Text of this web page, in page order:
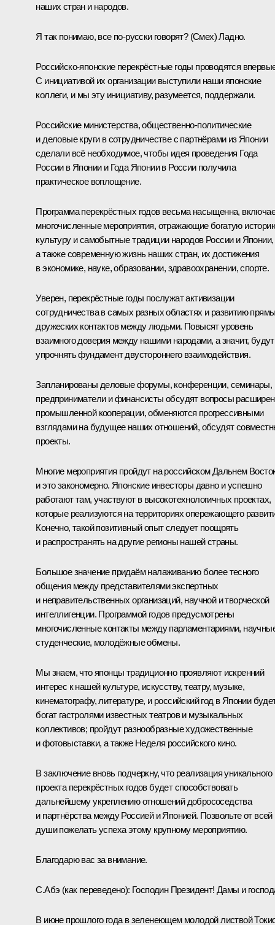
наших стран и народов.
Я так понимаю, все по-русски говорят? (Смех)Ладно.
Российско-японские перекрёстные годы проводятся
С инициативой их организации выступили наши японские
коллеги, и мы эту инициативу, разумеется, поддержали.
Российские министерства, общественно-политические
и деловые круги в сотрудничестве с партнёрами из Японии
сделали всё необходимое, чтобы идея проведения Года
России в Японии и Года Японии в России получила
практическое воплощение.
Программа перекрёстных годов весьма насыщенна,
многочисленные мероприятия, отражающие богатую
культуру и самобытные традиции народов России и Японии,
а также современную жизнь наших стран, их достижения
в экономике, науке, образовании, здравоохранении, спорте.
Уверен, перекрёстные годы послужат активизации
сотрудничества в самых разных областях и развитию
дружеских контактов между людьми. Повысят уровень
взаимного доверия между нашими народами, а значит, будут
упрочнять фундамент двустороннего взаимодействия.
Запланированы деловые форумы, конференции, семинары,
предприниматели и финансисты обсудят вопросы
промышленной кооперации, обменяются прогрессивными
взглядами на будущее наших отношений, обсудят
проекты.
Многие мероприятия пройдут на российском Дальнем
и это закономерно. Японские инвесторы давно и успешно
работают там, участвуют в высокотехнологичных проектах,
которые реализуются на территориях опережающего
Конечно, такой позитивный опыт следует поощрять
и распространять на другие регионы нашей страны.
Большое значение придаём налаживанию более тесного
общения между представителями экспертных
и неправительственных организаций, научной и творческой
интеллигенции. Программой годов предусмотрены
многочисленные контакты между парламентариями,
студенческие, молодёжные обмены.
Мы знаем, что японцы традиционно проявляют искренний
интерес к нашей культуре, искусству, театру, музыке,
кинематографу, литературе, и российский год в Японии
богат гастролями известных театров и музыкальных
коллективов; пройдут разнообразные художественные
и фотовыставки, а также Неделя российского кино.
В заключение вновь подчеркну, что реализация уникального
проекта перекрёстных годов будет способствовать
дальнейшему укреплению отношений добрососедства
и партнёрства между Россией и Японией. Позвольте от всей
души пожелать успеха этому крупному мероприятию.
Благодарю вас за внимание.
С.Абэ (как переведено): Господин Президент! Дамы и
В июне прошлого года в зеленеющем молодой листвой